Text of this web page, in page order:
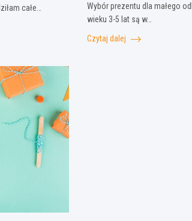
całe…
Wybór prezentu dla małego
wieku 3-5 lat są w…
Czytaj dalej